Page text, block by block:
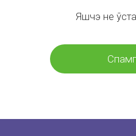
Яшчэ не